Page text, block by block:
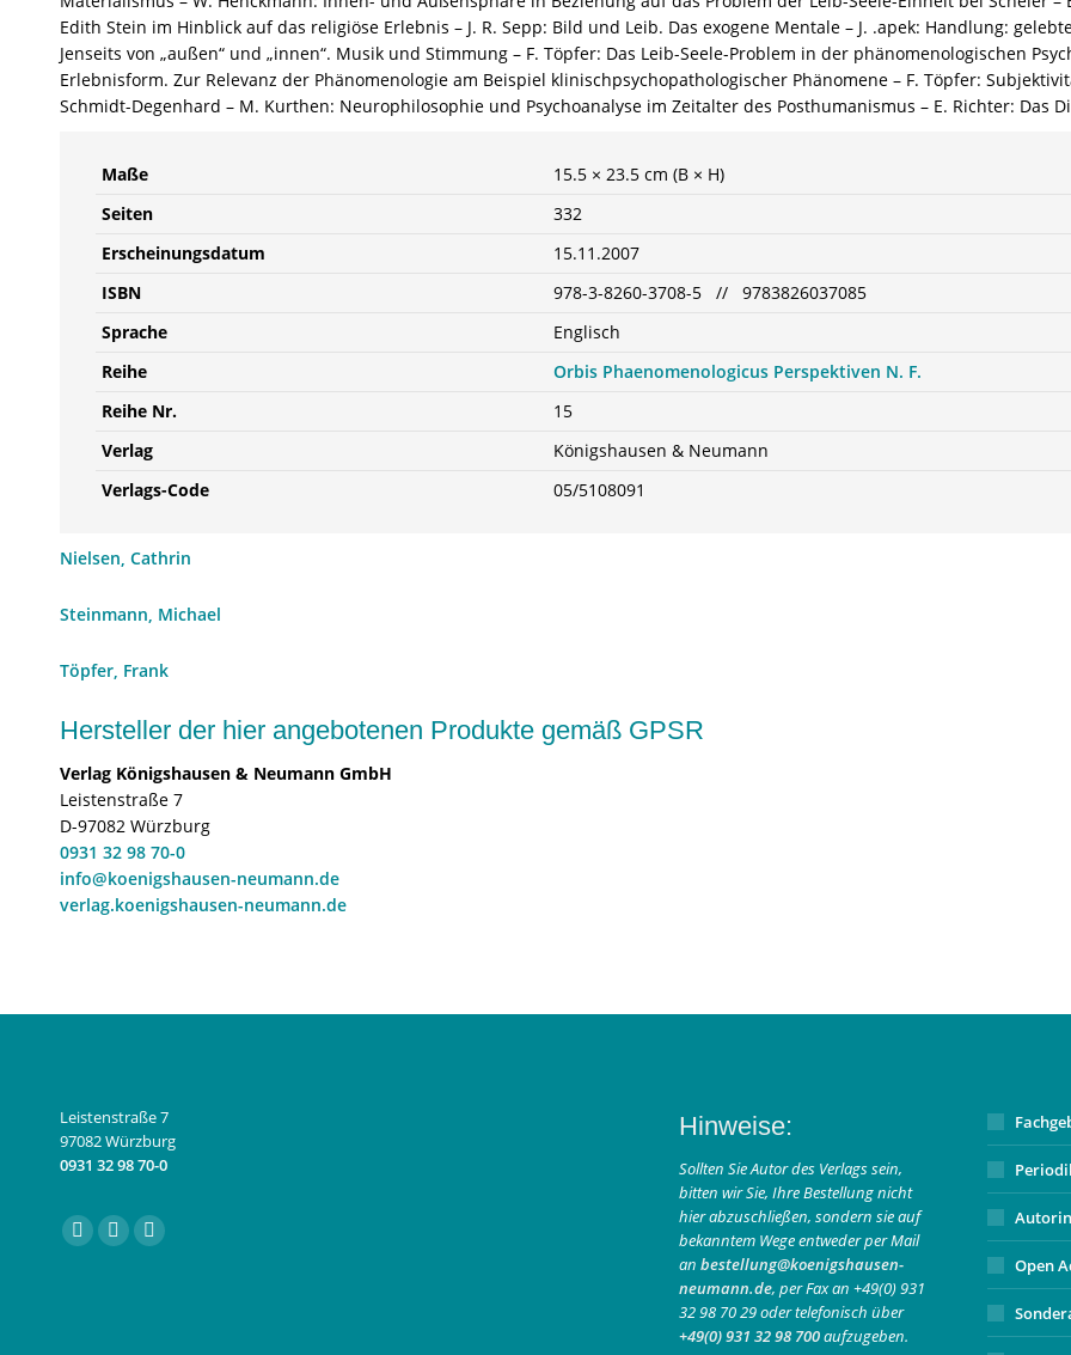
Edith Stein im Hinblick auf das religiöse Erlebnis – J. R. Sepp: Bild und Leib. Das exogene Mentale – J. .apek: Handlung:
Jenseits von „außen“ und „innen“. Musik und Stimmung – F. Töpfer: Das Leib-Seele-Problem in der phänomenologischen
Erlebnisform. Zur Relevanz der Phänomenologie am Beispiel klinischpsychopathologischer Phänomene – F. Töpfer:
Schmidt-Degenhard – M. Kurthen: Neurophilosophie und Psychoanalyse im Zeitalter des Posthumanismus – E. Richter: Das
Maße
15.5 × 23.5 cm (B × H)
Seiten
332
Erscheinungsdatum
15.11.2007
ISBN
978-3-8260-3708-5 // 9783826037085
Sprache
Englisch
Reihe
Orbis Phaenomenologicus Perspektiven N. F.
Reihe Nr.
15
Verlag
Königshausen & Neumann
Verlags-Code
05/5108091
Nielsen, Cathrin
Steinmann, Michael
Töpfer, Frank
Hersteller der hier angebotenen Produkte gemäß GPSR
Verlag Königshausen & Neumann GmbH
Leistenstraße 7
D-97082 Würzburg
0931 32 98 70-0
info@koenigshausen-neumann.de
verlag.koenigshausen-neumann.de
Leistenstraße 7
97082 Würzburg
0931 32 98 70-0
Finden Sie uns auf:
FacebookInstagram
E-
Hinweise:
Sollten Sie Autor des Verlags sein,
bitten wir Sie, Ihre Bestellung nicht
hier abzuschließen, sondern sie auf
bekanntem Wege entweder per Mail
an bestellung@koenigshausen-
neumann.de, per Fax an +49(0) 931
32 98 70 29 oder telefonisch über
+49(0) 931 32 98 700aufzugeben.
Open